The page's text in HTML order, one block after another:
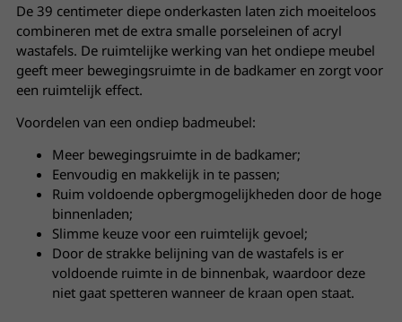
De 39 centimeter diepe onderkasten laten zich moeiteloos
combineren met de extra smalle porseleinen of acryl
wastafels. De ruimtelijke werking van het ondiepe meubel
geeft meer bewegingsruimte in de badkamer en zorgt voor
een ruimtelijk effect.
Voordelen van een ondiep badmeubel:
Meer bewegingsruimte in de badkamer;
Eenvoudig en makkelijk in te passen;
Ruim voldoende opbergmogelijkheden door de hoge
binnenladen;
Slimme keuze voor een ruimtelijk gevoel;
Door de strakke belijning van de wastafels is er
voldoende ruimte in de binnenbak, waardoor deze
niet gaat spetteren wanneer de kraan open staat.